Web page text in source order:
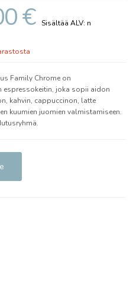
€
Family Chrome on
espressokeitin, joka sopii aidon
kahvin, cappuccinon, latte
kuumien juomien valmistamiseen.